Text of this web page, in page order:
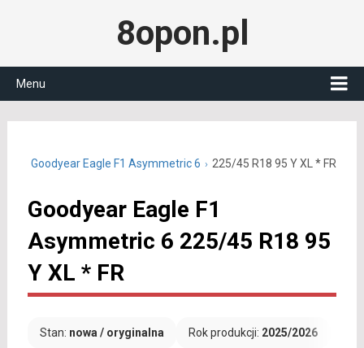
8opon.pl
Menu
Goodyear Eagle F1 Asymmetric 6 225/45 R18 95 Y XL * FR
Goodyear Eagle F1
Asymmetric 6 225/45 R18 95
Y XL * FR
Stan: nowa / oryginalna Rok produkcji: 2025/2026